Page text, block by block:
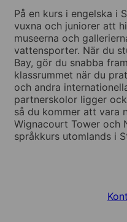
På en kurs i engelska i
vuxna och juniorer att
museerna och
vattensporter. När du
Bay, gör du snabba
klassrummet när du
och andra
partnerskolor ligger
så du kommer att vara
Wignacourt Tower och
språkkurs utomlands i